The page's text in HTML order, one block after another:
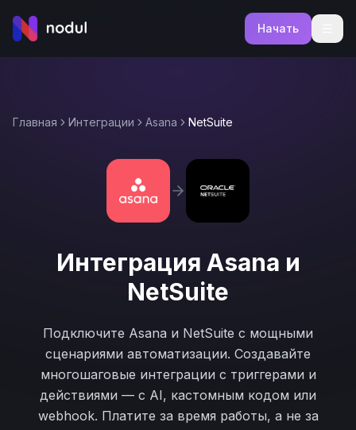
Начать
Главная Интеграции Asana NetSuite
Интеграция Asana и
NetSuite
Подключите Asana и NetSuite с мощными
сценариями автоматизации. Создавайте
многошаговые интеграции с триггерами и
действиями — с AI, кастомным кодом или
webhook. Платите за время работы, а не за